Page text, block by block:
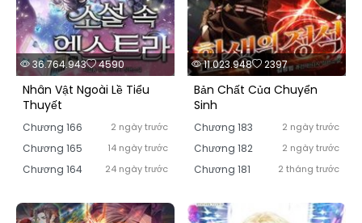
36.764.943 4590
Nhân Vật Ngoài Lề Tiểu
Thuyết
Chương 166 2 ngày trước
Chương 165 14 ngày trước
Chương 164 24 ngày trước
11.023.948 2397
Bản Chất Của Chuyển
Sinh
Chương 183 2 ngày trước
Chương 182 2 ngày trước
Chương 181 2 tháng trước